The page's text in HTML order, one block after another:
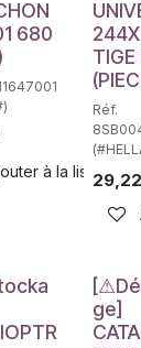
680
à la liste de
TIGE
Réf.
29,22
ge]